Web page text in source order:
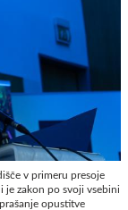
v primeru presoje
je zakon po svoji vsebini
opustitve